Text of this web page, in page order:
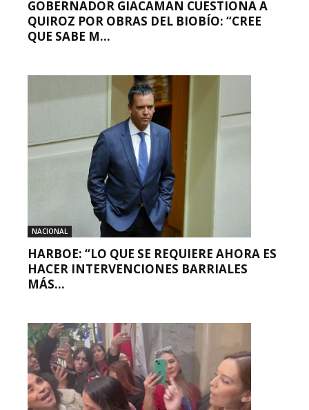
GOBERNADOR GIACAMAN CUESTIONA A
QUIROZ POR OBRAS DEL BIOBÍO: “CREE
QUE SABE M...
NACIONAL
HARBOE: “LO QUE SE REQUIERE AHORA ES
HACER INTERVENCIONES BARRIALES
MÁS...